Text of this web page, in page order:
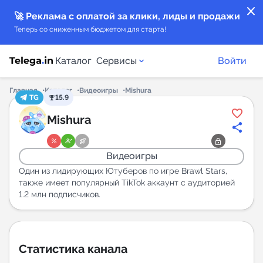
close
🚀 Реклама с оплатой за клики, лиды и продажи
Теперь со сниженным бюджетом для старта!
Каталог Сервисы
Каталог каналов
Каталог ботов
Горящие предложения
Индекс читаемости каналов в Telegram
Войти
Главная Каталог Видеоигры
Mishura
TG
15.9
Mishura
Видеоигры
Один из лидирующих Ютуберов по игре Brawl Stars,
также имеет популярный TikTok аккаунт с аудиторией
1.2 млн подписчиков.
Статистика канала